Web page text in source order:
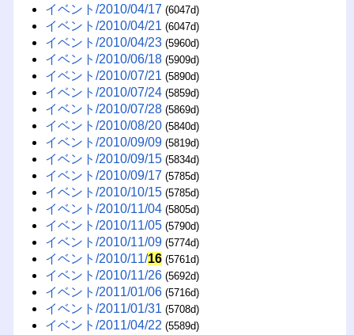
イベント/2010/04/17 (6047d)
イベント/2010/04/21 (6047d)
イベント/2010/04/23 (5960d)
イベント/2010/06/18 (5909d)
イベント/2010/07/21 (5890d)
イベント/2010/07/24 (5859d)
イベント/2010/07/28 (5869d)
イベント/2010/08/20 (5840d)
イベント/2010/09/09 (5819d)
イベント/2010/09/15 (5834d)
イベント/2010/09/17 (5785d)
イベント/2010/10/15 (5785d)
イベント/2010/11/04 (5805d)
イベント/2010/11/05 (5790d)
イベント/2010/11/09 (5774d)
イベント/2010/11/16 (5761d)
イベント/2010/11/26 (5692d)
イベント/2011/01/06 (5716d)
イベント/2011/01/31 (5708d)
イベント/2011/04/22 (5589d)